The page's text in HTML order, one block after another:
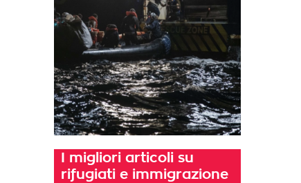
I migliori articoli su
rifugiati e immigrazione